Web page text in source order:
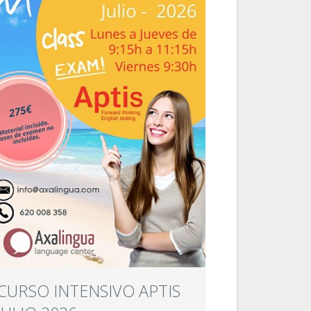
INTENSIVO APTIS